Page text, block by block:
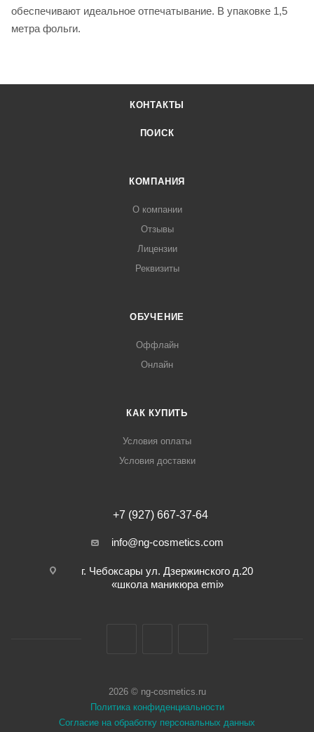
обеспечивают идеальное отпечатывание. В упаковке 1,5
метра фольги.
КОНТАКТЫ
ПОИСК
КОМПАНИЯ
О компании
Отзывы
Лицензии
Реквизиты
ОБУЧЕНИЕ
Оффлайн
Онлайн
КАК КУПИТЬ
Условия оплаты
Условия доставки
+7 (927) 667-37-64
info@ng-cosmetics.com
г. Чебоксары ул. Дзержинского д.20
«школа маникюра emi»
2026 © ng-cosmetics.ru
Политика конфиденциальности
Согласие на обработку персональных данных